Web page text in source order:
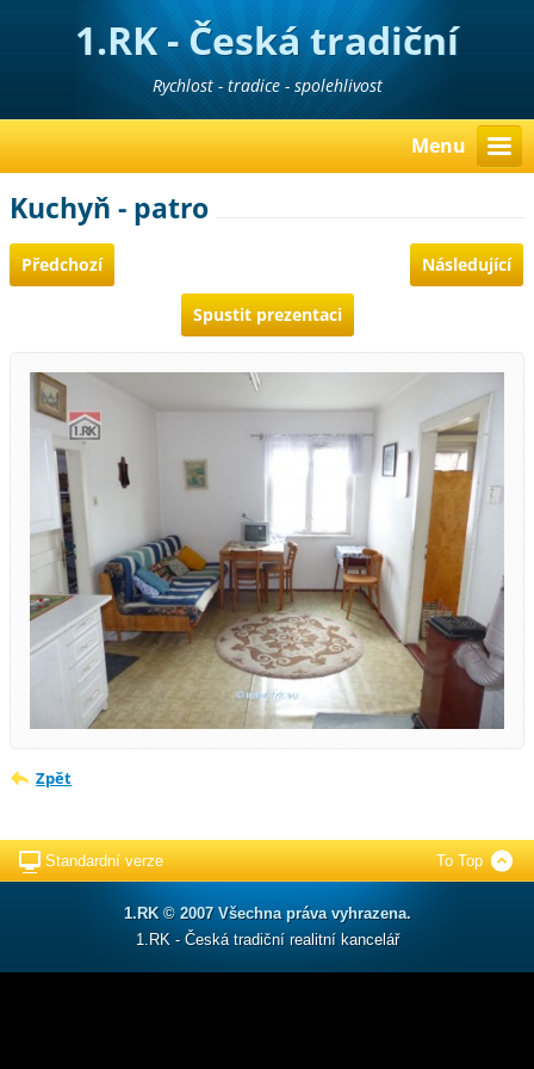
1.RK - Česká tradiční
realitní kancelář
Rychlost - tradice - spolehlivost
Menu
Kuchyň - patro
Předchozí Následující
Spustit prezentaci
Zpět
Standardní verze To Top
1.RK © 2007 Všechna práva vyhrazena.
1.RK - Česká tradiční realitní kancelář